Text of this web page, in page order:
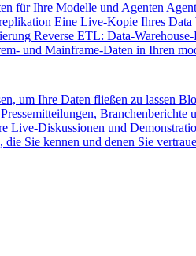
für Ihre Modelle und Agenten
Eine Live-Kopie Ihres Data
Reverse ETL: Data-
und Mainframe-Daten in Ihren
um Ihre Daten fließen zu lassen
Branchenberichte
Live-Diskussionen und
die Sie kennen und denen Sie